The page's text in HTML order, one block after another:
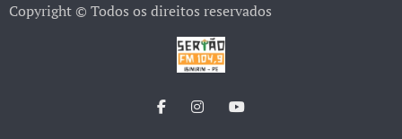
Copyright © Todos os direitos reservados